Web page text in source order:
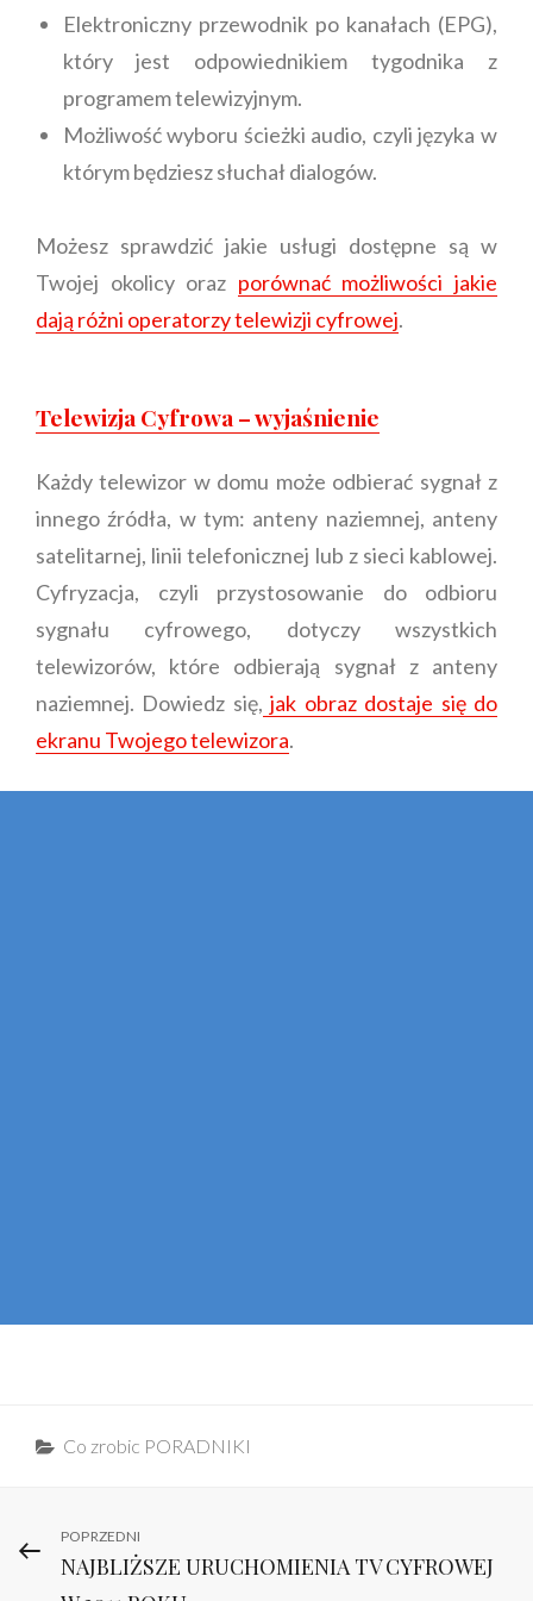
Elektroniczny przewodnik po kanałach (EPG),
który jest odpowiednikiem tygodnika z
programem telewizyjnym.
Możliwość wyboru ścieżki audio, czyli języka w
którym będziesz słuchał dialogów.
Możesz sprawdzić jakie usługi dostępne są w
Twojej okolicy oraz porównać możliwości jakie
dają różni operatorzy telewizji cyfrowej.
Telewizja Cyfrowa – wyjaśnienie
Każdy telewizor w domu może odbierać sygnał z
innego źródła, w tym: anteny naziemnej, anteny
satelitarnej, linii telefonicznej lub z sieci kablowej.
Cyfryzacja, czyli przystosowanie do odbioru
sygnału cyfrowego, dotyczy wszystkich
telewizorów, które odbierają sygnał z anteny
naziemnej. Dowiedz się, jak obraz dostaje się do
ekranu Twojego telewizora.
Categories
Co zrobic PORADNIKI
Nawigacja
wpisu
Previous
Post
POPRZEDNI
NAJBLIŻSZE URUCHOMIENIA TV CYFROWEJ